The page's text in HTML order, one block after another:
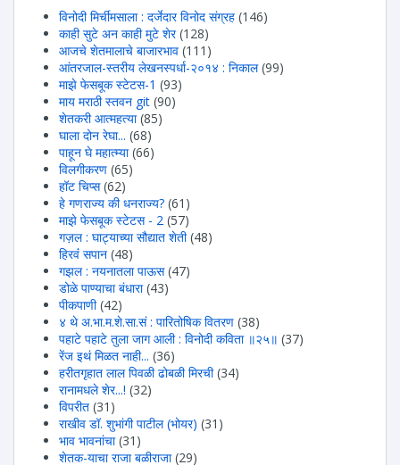
विनोदी मिर्चीमसाला : दर्जेदार विनोद संग्रह (146)
काही सुटे अन काही मुटे शेर (128)
आजचे शेतमालाचे बाजारभाव (111)
आंतरजाल-स्तरीय लेखनस्पर्धा-२०१४ : निकाल (99)
माझे फेसबूक स्टेटस-1 (93)
माय मराठी स्तवन git (90)
शेतकरी आत्महत्या (85)
घाला दोन रेघा... (68)
पाहून घे महात्म्या (66)
विलगीकरण (65)
हॉट चिप्स (62)
हे गणराज्य की धनराज्य? (61)
माझे फेसबूक स्टेटस - 2 (57)
गज़ल : घाट्याच्या सौद्यात शेती (48)
हिरवंं सपान (48)
गझल : नयनातला पाऊस (47)
डोळे पाण्याचा बंधारा (43)
पीकपाणी (42)
४ थे अ.भा.म.शे.सा.सं : पारितोषिक वितरण (38)
पहाटे पहाटे तुला जाग आली : विनोदी कविता ॥२५॥ (37)
रेंज इथं मिळत नाही... (36)
हरीतगृहात लाल पिवळी ढोबळी मिरची (34)
रानामधले शेर...! (32)
विपरीत (31)
राखीव डॉ. शुभांगी पाटील (भोयर) (31)
भाव भावनांचा(31)
शेतक-याचा राजा बळीराजा (29)